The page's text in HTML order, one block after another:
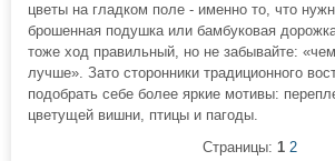
цветы на гладком поле - именно то, что
брошенная подушка или бамбуковая
тоже ход правильный, но не забывайте:
лучше». Зато сторонники традиционного
подобрать себе более яркие мотивы:
цветущей вишни, птицы и пагоды.
Страницы: 1 2